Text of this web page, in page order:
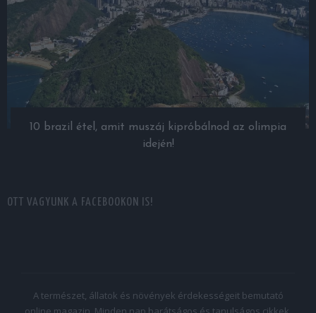
10 brazil étel, amit muszáj kipróbálnod az olimpia
idején!
OTT VAGYUNK A FACEBOOKON IS!
A természet, állatok és növények érdekességeit bemutató